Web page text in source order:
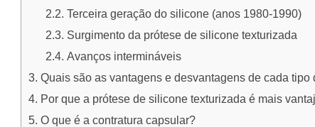
Terceira geração do silicone (anos 1980-1990)
Surgimento da prótese de silicone texturizada
Avanços intermináveis
Quais são as vantagens e desvantagens de cada tipo
Por que a prótese de silicone texturizada é mais
O que é a contratura capsular?